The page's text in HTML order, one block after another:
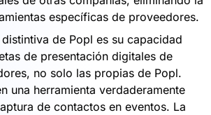
específicas de proveedores.
de Popl es su capacidad
de presentación digitales de
no solo las propias de Popl.
una herramienta verdaderamente
de contactos en eventos. La